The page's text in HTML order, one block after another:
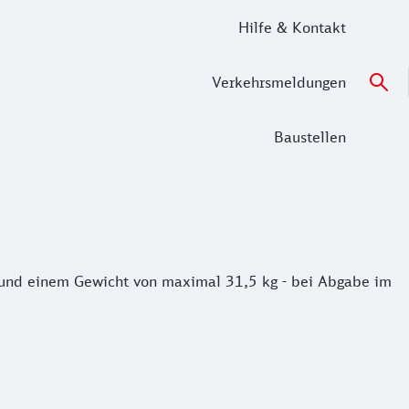
Hilfe & Kontakt
Verkehrsmeldungen
Baustellen
einem Gewicht von maximal 31,5 kg - bei Abgabe im